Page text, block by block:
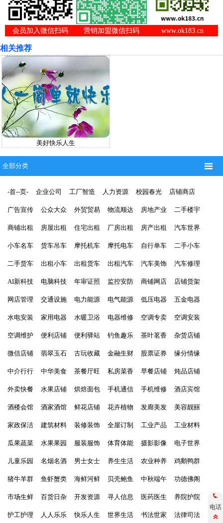
会员加入微信扫码 营销加盟微信扫码 www.ok183.cn
相关推荐
美好快乐人生
全部分类 
-首--页- 企业公司 工厂智造 人力资源 校园春光 店铺商店
广告宣传 公众大众 外贸贸易 物流顺达 房地产业 二手楼宇
商铺出租 房屋出租 住宅出租 厂房出租 房产出租 汽车世界
小车名车 货车吊车 摩托机车 摩托电车 自行单车 二手小车
二手货车 出租小车 出租货车 出租汽车 汽车美饰 汽车修理
AI新科技 电脑科技 年审证照 监控安防 商铺网店 店铺货架
网店管理 交通设施 电力能源 电气能源 低压电器 五金电器
水电安装 家用电器 水暖卫浴 电器维修 空调专卖 空调安装
空调维护 便利店铺 便利驿站 钓鱼趣乐 茶叶茗香 杂货店铺
微信店铺 翡翠玉石 古玩收藏 金融生财 股票证券 缘分情缘
中介行行 中华美食 茶餐厅旺 私房菜香 早餐店铺 炖品店铺
外卖快餐 水果店铺 烘焙面包 手机通信 手机维修 酒店宾馆
酒楼会馆 酒家酒馆 鲜花店铺 花卉植物 发廊美发 美容靓丽
家政保洁 建筑材料 装修装饰 全屋订制 工业产品 工业材料
瓜果蔬菜 水果果园 服装服饰 体育体能 摄影影像 电子世界
儿童乐园 名烟名酒 男士女士 养生生活 农业种养 鸡鹅鸭群
猪牛羊群 鱼虾蟹类 海鲜河鲜 贝壳鲍鱼 中秋端午 功德佛阁
市场生鲜 百货日杂 开发资源 寻人信息 医药医生 养院护院
护工护理 人人乐乐 快乐人生 世界生活 书法世家 法律司法
电话
